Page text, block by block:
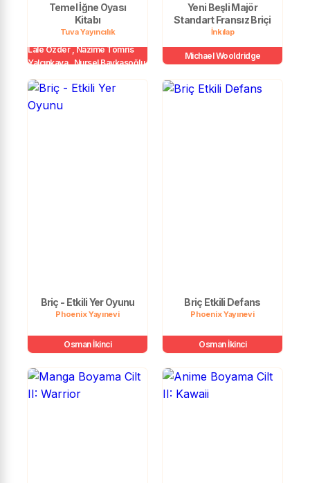
Temel İğne Oyası
Kitabı
Tuva Yayıncılık
Lale Özder , Nazime Tomris
Yalçınkaya , Nursel Baykasoğlu
Yeni Beşli Majör
Standart Fransız Briçi
İnkılap
Michael Wooldridge
Briç - Etkili Yer Oyunu
Phoenix Yayınevi
Osman İkinci
Briç Etkili Defans
Phoenix Yayınevi
Osman İkinci